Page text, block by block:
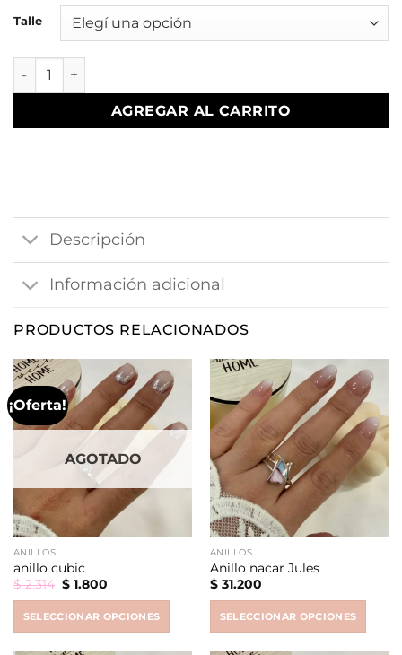
Talle
anillo medio sinfin simple lila cantidad
AGREGAR AL CARRITO
Descripción
Información adicional
PRODUCTOS RELACIONADOS
¡Oferta!
AGOTADO
ANILLOS
anillo cubic
$2.314 Original
price
$ 2.314.
$1.800Current
$ 1.800.
SELECCIONAR OPCIONES
ANILLOS
Anillo nacar Jules
$31.200
SELECCIONAR OPCIONES